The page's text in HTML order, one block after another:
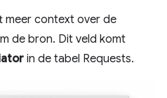
meer context over de
de bron. Dit veld komt
in de tabel Requests.